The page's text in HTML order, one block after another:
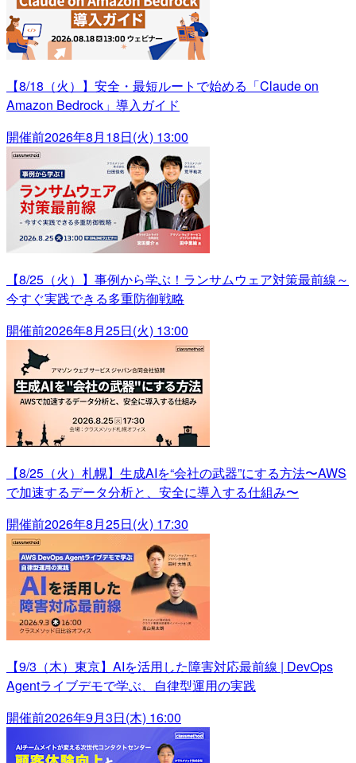
【8/18（火）】安全・最短ルートで始める「Claude on
Amazon Bedrock」導入ガイド
開催前2026年8月18日(火) 13:00
【8/25（火）】事例から学ぶ！ランサムウェア対策最前線～
今すぐ実践できる多重防御戦略
開催前2026年8月25日(火) 13:00
【8/25（火）札幌】生成AIを“会社の武器”にする方法〜AWS
で加速するデータ分析と、安全に導入する仕組み〜
開催前2026年8月25日(火) 17:30
【9/3（木）東京】AIを活用した障害対応最前線 | DevOps
Agentライブデモで学ぶ、自律型運用の実践
開催前2026年9月3日(木) 16:00